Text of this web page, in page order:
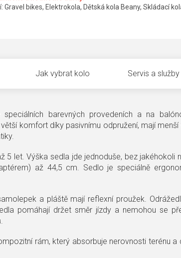
bikes, Elektrokola, Dětská kola Beany, Skládací
Jak vybrat kolo Servis a služby
barevných provedeních a na
komfort díky pasivnímu odpružení, mají menší
5 let. Výška sedla jde jednoduše, bez jakéhokoli
až 44,5 cm. Sedlo je speciálně
a pláště mají reflexní proužek.
pomáhají držet směr jízdy a nemohou se
rám, který absorbuje nerovnosti terénu a